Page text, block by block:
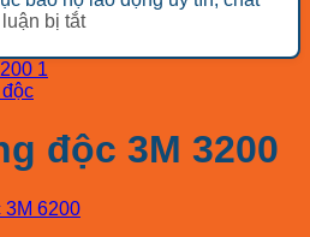
đáng
nhất
trình
ưu
chi
phí
nhóm
bị
động
cho
bị tắtở
tiêu
phục
bảo
độc 3M 3200